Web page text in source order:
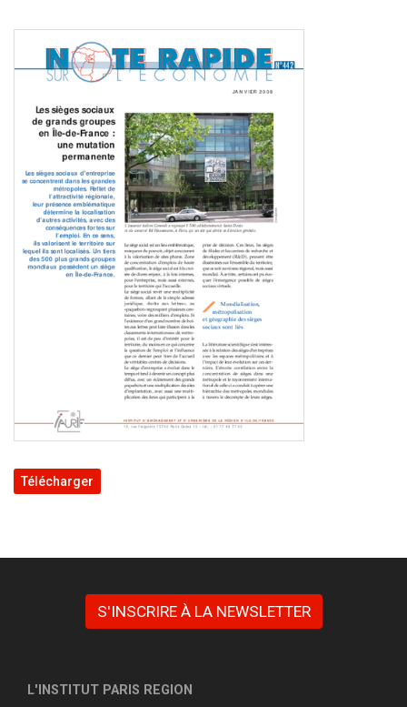
Télécharger
S'INSCRIRE À LA NEWSLETTER
L'INSTITUT PARIS REGION